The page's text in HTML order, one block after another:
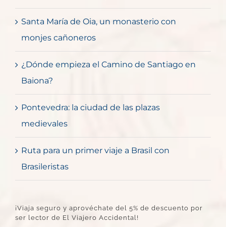
Santa María de Oia, un monasterio con
monjes cañoneros
¿Dónde empieza el Camino de Santiago en
Baiona?
Pontevedra: la ciudad de las plazas
medievales
Ruta para un primer viaje a Brasil con
Brasileristas
¡Viaja seguro y aprovéchate del 5% de descuento por
ser lector de El Viajero Accidental!